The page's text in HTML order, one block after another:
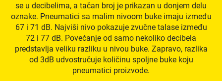
se u decibelima, a tačan broj je prikazan u donjem delu
oznake. Pneumatici sa malim nivoom buke imaju između
67 i 71 dB. Najviši nivo pokazuje zvučne talase između
72 i 77 dB. Povećanje od samo nekoliko decibela
predstavlja veliku razliku u nivou buke. Zapravo, razlika
od 3dB udvostručuje količinu spoljne buke koju
pneumatici proizvode.